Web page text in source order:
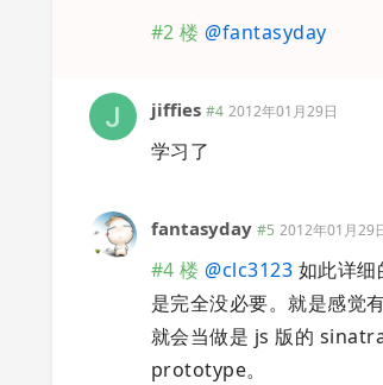
#2 楼 @fantasyday
jiffies #4 2012年01月29日
学习了
fantasyday #5 2012年01月29
#4 楼 @clc3123 如此详细
是完全没必要。就是感觉
就会当做是 js 版的
prototype。